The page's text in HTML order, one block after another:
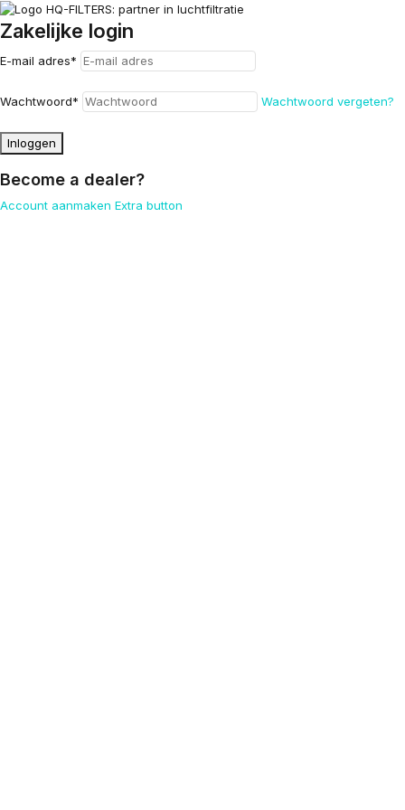
Zakelijke login
E-mail adres*
Wachtwoord* Wachtwoord vergeten?
Inloggen
Become a dealer?
Account aanmaken Extra button